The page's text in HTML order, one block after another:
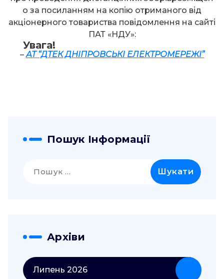
Увага!
о за посиланням на копію отриманого від
акціонерного товариства повідомлення на сайті
ПАТ «НДУ»:
– АТ “ДТЕК ДНІПРОВСЬКІ ЕЛЕКТРОМЕРЕЖІ”
Пошук Інформації
Архіви
Липень 2026